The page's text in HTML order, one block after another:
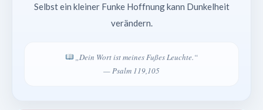
Selbst ein kleiner Funke Hoffnung kann Dunkelheit
verändern.
„Dein Wort ist meines Fußes Leuchte.“
— Psalm 119,105